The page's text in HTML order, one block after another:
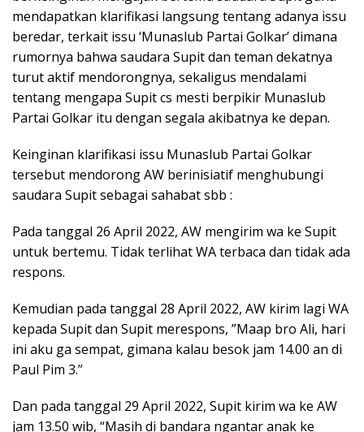
mendapatkan klarifikasi langsung tentang adanya issu
beredar, terkait issu ‘Munaslub Partai Golkar’ dimana
rumornya bahwa saudara Supit dan teman dekatnya
turut aktif mendorongnya, sekaligus mendalami
tentang mengapa Supit cs mesti berpikir Munaslub
Partai Golkar itu dengan segala akibatnya ke depan.
Keinginan klarifikasi issu Munaslub Partai Golkar
tersebut mendorong AW berinisiatif menghubungi
saudara Supit sebagai sahabat sbb :
Pada tanggal 26 April 2022, AW mengirim wa ke Supit
untuk bertemu. Tidak terlihat WA terbaca dan tidak ada
respons.
Kemudian pada tanggal 28 April 2022, AW kirim lagi WA
kepada Supit dan Supit merespons, ”Maap bro Ali, hari
ini aku ga sempat, gimana kalau besok jam 14.00 an di
Paul Pim 3.”
Dan pada tanggal 29 April 2022, Supit kirim wa ke AW
jam 13.50 wib, “Masih di bandara ngantar anak ke